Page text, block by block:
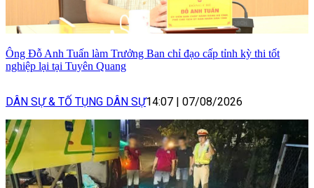
Ông Đỗ Anh Tuấn làm Trưởng Ban chỉ đạo cấp tỉnh kỳ thi tốt
nghiệp lại tại Tuyên Quang
DÂN SỰ & TỐ TỤNG DÂN SỰ14:07 07/08/2026